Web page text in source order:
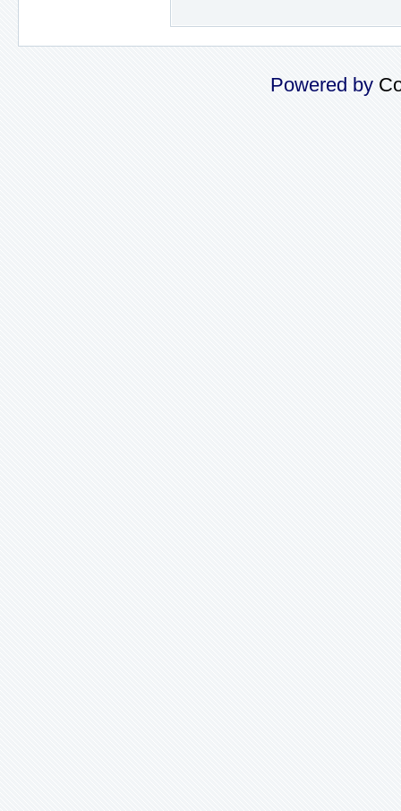
Powered by